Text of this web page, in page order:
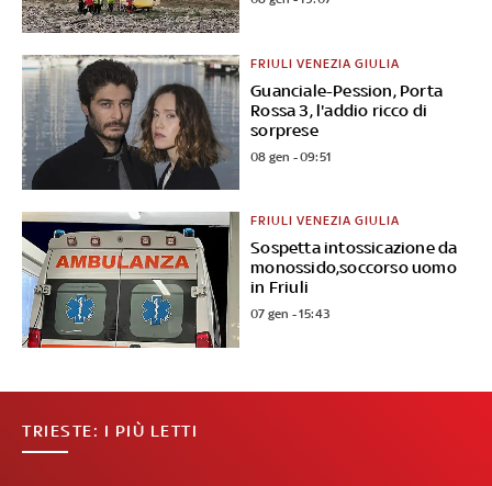
Guanciale-Pession, Porta
Rossa 3, l'addio ricco di
sorprese
FRIULI VENEZIA GIULIA
08 gen - 09:51
Sospetta intossicazione da
monossido,soccorso uomo
in Friuli
FRIULI VENEZIA GIULIA
07 gen - 15:43
TRIESTE: I PIÙ LETTI